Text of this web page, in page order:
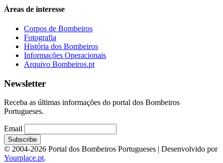
Áreas de interesse
Corpos de Bombeiros
Fotografia
História dos Bombeiros
Informações Operacionais
Arquivo Bombeiros.pt
Newsletter
Receba as últimas informações do portal dos Bombeiros
Portugueses.
Email
© 2004-2026 Portal dos Bombeiros Portugueses | Desenvolvido por
Yourplace.pt.